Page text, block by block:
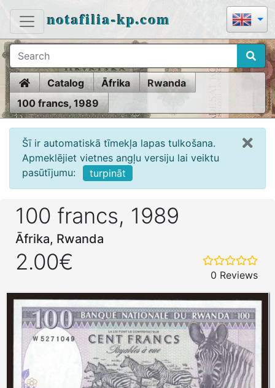
notafilia-kp.com
HomeCatalog Āfrika
Rwanda
100 francs, 1989
Šī ir automatiskā tīmekļa lapas tulkošana.
Apmeklējiet vietnes angļu versiju lai veiktu
pasūtījumu:
turpināt
100 francs, 1989
Āfrika, Rwanda
2.00€
0 Reviews